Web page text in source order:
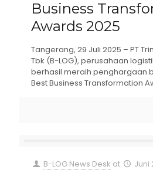
Business
Awards 2025
Tangerang, 29 Juli 2025 – PT
Tbk (B-LOG), perusahaan
berhasil meraih penghargaan
Best Business Transformation
B-LOG News Desk at Juni